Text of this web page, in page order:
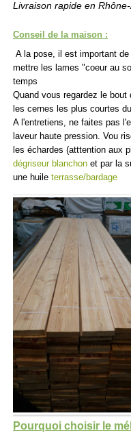
Livraison rapide en
Conseil de la maison :
A la pose, il est important
mettre les lames "coeur au
temps
Quand vous regardez le
les cernes les plus courtes
A l'entretiens, ne faites pas
laveur haute pression. Vou
les échardes (atttention aux
dégriseur blanchonet par la
une huile terrasse/bardage
Pourquoi choisir le